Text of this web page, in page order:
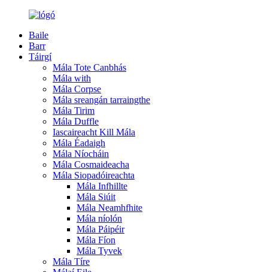
Baile
Barr
Táirgí
Mála Tote Canbhás
Mála with
Mála Corpse
Mála sreangán tarraingthe
Mála Tirim
Mála Duffle
Iascaireacht Kill Mála
Mála Éadaigh
Mála Níocháin
Mála Cosmaideacha
Mála Siopadóireachta
Mála Infhillte
Mála Siúit
Mála Neamhfhite
Mála níolón
Mála Páipéir
Mála Fíon
Mála Tyvek
Mála Tíre